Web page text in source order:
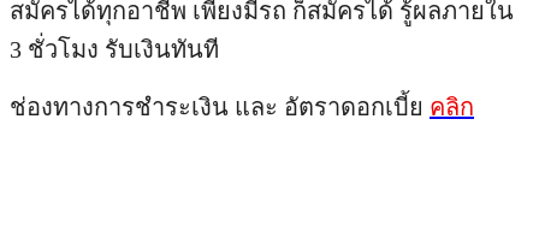
สมัครได้ทุกอาชีพ เพียงมีรถ ก็สมัครได้ รู้ผลภายใน
3 ชั่วโมง รับเงินทันที
ช่องทางการชำระเงิน และ อัตราดอกเบี้ย คลิก